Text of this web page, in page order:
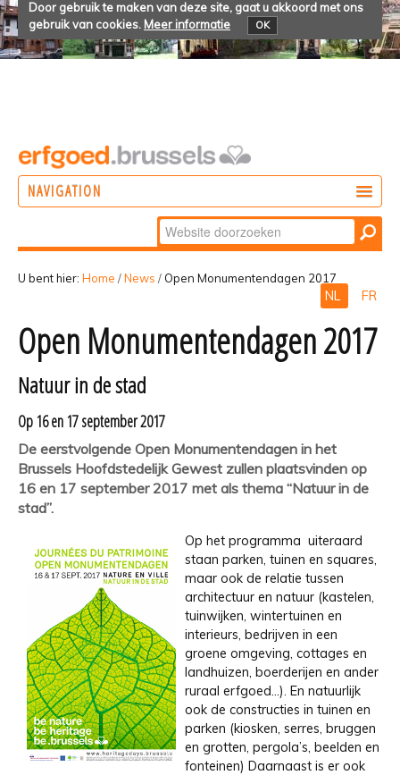
Door gebruik te maken van deze site, gaat u akkoord met ons
gebruik van cookies. Meer informatie OK
NAVIGATION
Zoek
Geavanceerd
zoeken...
U bent hier: Home /News / Open Monumentendagen 2017
NL FR
Open Monumentendagen 2017
Natuur in de stad
Op 16 en 17 september 2017
De eerstvolgende Open Monumentendagen in het
Brussels Hoofdstedelijk Gewest zullen plaatsvinden op
16 en 17 september 2017 met als thema “Natuur in de
stad”.
Op het programma uiteraard
staan parken, tuinen en squares,
maar ook de relatie tussen
architectuur en natuur (kastelen,
tuinwijken, wintertuinen en
interieurs, bedrijven in een
groene omgeving, cottages en
landhuizen, boerderijen en ander
ruraal erfgoed…). En natuurlijk
ook de constructies in tuinen en
parken (kiosken, serres, bruggen
en grotten, pergola’s, beelden en
fonteinen) Daarnaast is er ook